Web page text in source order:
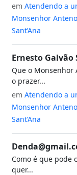
em Atendendo a
Monsenhor
Sant’Ana
Ernesto Galvão
Que o Monsenhor
o prazer...
em Atendendo a
Monsenhor
Sant’Ana
Como é que pode
quer...